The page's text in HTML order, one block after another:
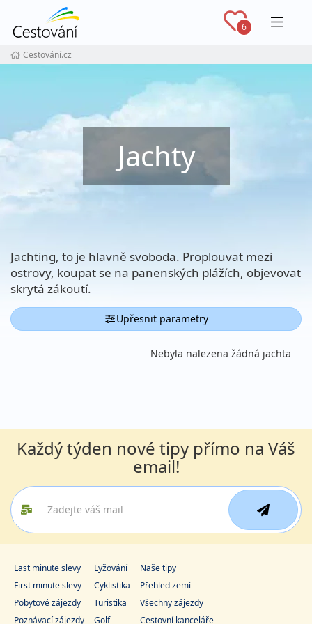
6
Cestování.cz
Jachty
Jachting, to je hlavně svoboda. Proplouvat mezi
ostrovy, koupat se na panenských plážích, objevovat
skrytá zákoutí.
Upřesnit parametry
Nebyla nalezena žádná jachta
Každý týden nové tipy přímo na Váš
email!
Last minute slevy
First minute slevy
Pobytové zájezdy
Poznávací zájezdy
Lyžování
Cyklistika
Turistika
Golf
Naše tipy
Přehled zemí
Všechny zájezdy
Cestovní kanceláře